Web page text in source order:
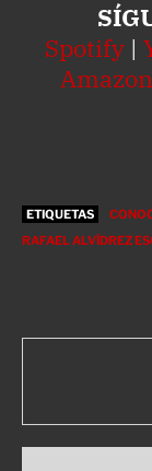
Spotify |
ETIQUETAS
RAFAEL ALVÍDREZ